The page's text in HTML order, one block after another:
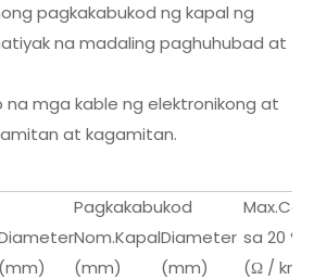
pagkakabukod ng kapal ng
na madaling paghuhubad at
na mga kable ng elektronikong at
at kagamitan.
Pagkakabukod
sa 20 ° C
(Ω / km)
(mm)
Nom.Kapal
(mm)
Diameter
(mm)